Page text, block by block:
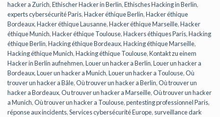
hacker a Zurich,Ethischer Hacker in Berlin,Ethisches Hacking in Berlin,
experts cybersécurité Paris,Hacker éthique Berlin,Hacker éthique
Bordeaux,Hacker éthique Lausanne,Hacker éthique Marseille,Hacker
éthique Munich,Hacker éthique Toulouse,Hackers éthiques Paris,Hacking
éthique Berlin,Hacking éthique Bordeaux,Hacking éthique Marseille,
Hacking éthique Munich,Hacking éthique Toulouse,Kontakt zu einem
Hacker in Berlin aufnehmen,Louer un hacker a Berlin,Louer un hacker a
Bordeaux,Louer un hacker a Munich,Louer un hacker a Toulouse,Où
trouver un hacker a Bâle,Où trouver un hacker a Berlin,Où trouver un
hacker a Bordeaux,Ou trouver un hacker a Marseille,Où trouver un hacker
a Munich,Où trouver un hacker a Toulouse,pentesting professionnel Paris,
réponse aux incidents,Services cybersécurité Europe, surveillance dark